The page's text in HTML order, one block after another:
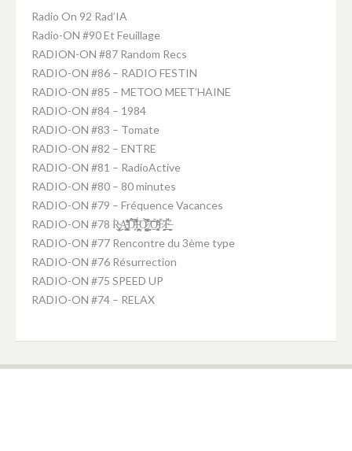
Radio On 92 Rad’IA
Radio-ON #90 Et Feuillage
RADION-ON #87 Random Recs
RADIO-ON #86 – RADIO FESTIN
RADIO-ON #85 – METOO MEET’HAINE
RADIO-ON #84 – 1984
RADIO-ON #83 – Tomate
RADIO-ON #82 – ENTRE
RADIO-ON #81 – RadioActive
RADIO-ON #80 – 80 minutes
RADIO-ON #79 – Fréquence Vacances
RADIO-ON #78 R̴͕̭͈͎̥̹̦̀͜A̵̛͚̤̝̥̥͉̘̜͇͒̽͋̑ͅD̵̛͕̗̑̈́̂͑̿́̕Ḯ̵̪̘͕̪͙̘̤̋Ó̷̧̺̙̮͚̫͛̃̀̊̿̚ ̸̼̻͝O̴̭̱͔̖̩̫͈͍̜͊́̓̇͛F̷̞̭̟̖̘̀̒̄F̶̤̠̻̫̲̲̮̗̣̓̈́̌
RADIO-ON #77 Rencontre du 3ème type
RADIO-ON #76 Résurrection
RADIO-ON #75 SPEED UP
RADIO-ON #74 – RELAX